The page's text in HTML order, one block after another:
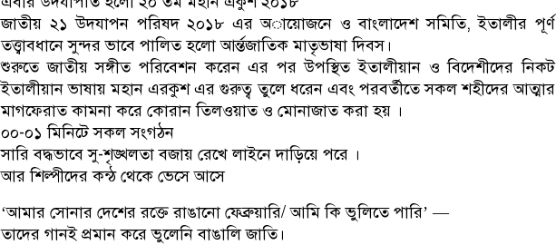
জাতীয় ২১ উদযাপন পরিষদ ২০১৮ এর অায়োজনে ও বাংলাদেশ সমিতি, ইতালীর পূর্ণ
তত্ত্বাবধানে সুন্দর ভাবে পালিত হলো আর্ন্তজাতিক মাতৃভাষা দিবস।
শুরুতে জাতীয় সঙ্গীত পরিবেশন করেন এর পর উপস্থিত ইতালীয়ান ও বিদেশীদের নিকট
ইতালীয়ান ভাষায় মহান এরকুশ এর গুরুত্ব তুলে ধরেন এবং পরবর্তীতে সকল শহীদের আত্মার
মাগফেরাত কামনা করে কোরান তিলওয়াত ও মোনাজাত করা হয় ।
০০-০১ মিনিটে সকল সংগঠন
সারি বদ্ধভাবে সু-শৃঙ্খলতা বজায় রেখে লাইনে দাড়িয়ে পরে ।
আর শিল্পীদের কন্ঠ থেকে ভেসে আসে
‘আমার সোনার দেশের রক্তে রাঙানো ফেব্রুয়ারি/ আমি কি ভুলিতে পারি’ —
তাদের গানই প্রমান করে ভুলেনি বাঙালি জাতি।